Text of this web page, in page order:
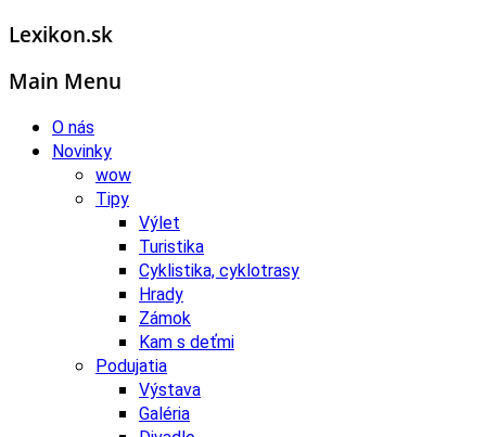
Lexikon.sk
Main Menu
O nás
Novinky
wow
Tipy
Výlet
Turistika
Cyklistika, cyklotrasy
Hrady
Zámok
Kam s deťmi
Podujatia
Výstava
Galéria